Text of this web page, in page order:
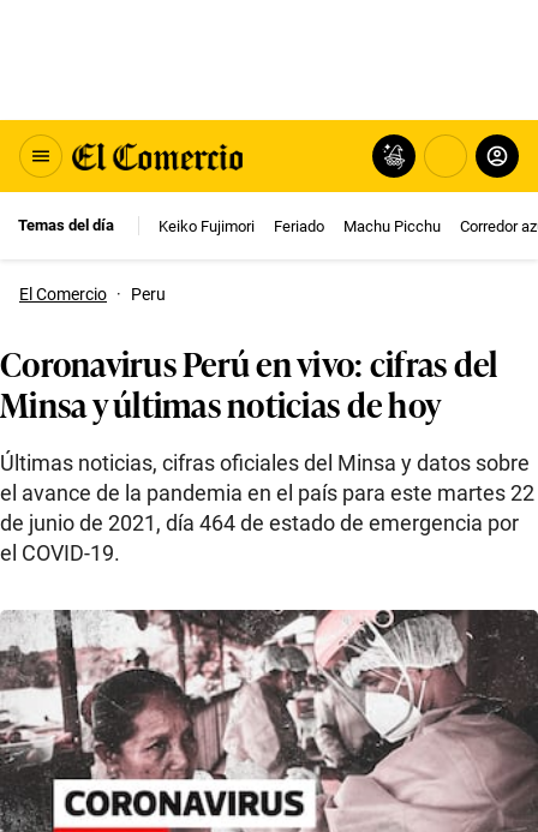
Temas del día Keiko Fujimori Feriado Machu Picchu Corredor
El Comercio · Peru
Coronavirus Perú en vivo: cifras del
Minsa y últimas noticias de hoy
Últimas noticias, cifras oficiales del Minsa y datos sobre
el avance de la pandemia en el país para este martes 22
de junio de 2021, día 464 de estado de emergencia por
el COVID-19.